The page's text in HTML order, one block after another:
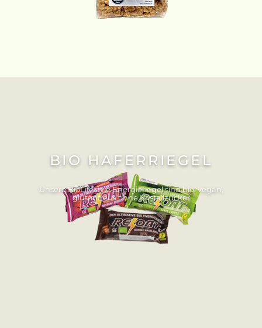
BIO HAFERRIEGEL
Unsere BioLifestyle Energieriegel sind bio, vegan,
glutenfrei & ohne Kristallzucker